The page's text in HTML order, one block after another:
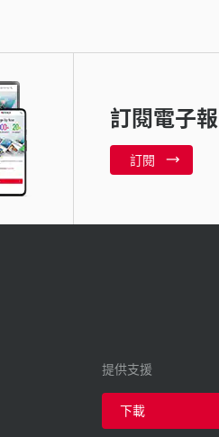
訂閱電子報
訂閱
提供支援
下載